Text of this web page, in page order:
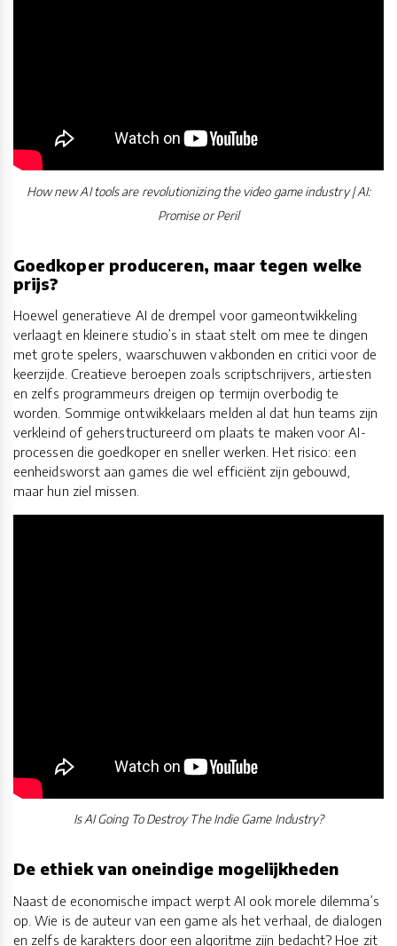
How new AI tools are revolutionizing the video game industry | AI:
Promise or Peril
Goedkoper produceren, maar tegen welke
prijs?
Hoewel generatieve AI de drempel voor gameontwikkeling
verlaagt en kleinere studio’s in staat stelt om mee te dingen
met grote spelers, waarschuwen vakbonden en critici voor de
keerzijde. Creatieve beroepen zoals scriptschrijvers, artiesten
en zelfs programmeurs dreigen op termijn overbodig te
worden. Sommige ontwikkelaars melden al dat hun teams zijn
verkleind of geherstructureerd om plaats te maken voor AI-
processen die goedkoper en sneller werken. Het risico: een
eenheidsworst aan games die wel efficiënt zijn gebouwd,
maar hun ziel missen.
Is AI Going To Destroy The Indie Game Industry?
De ethiek van oneindige mogelijkheden
Naast de economische impact werpt AI ook morele dilemma’s
op. Wie is de auteur van een game als het verhaal, de dialogen
en zelfs de karakters door een algoritme zijn bedacht? Hoe zit